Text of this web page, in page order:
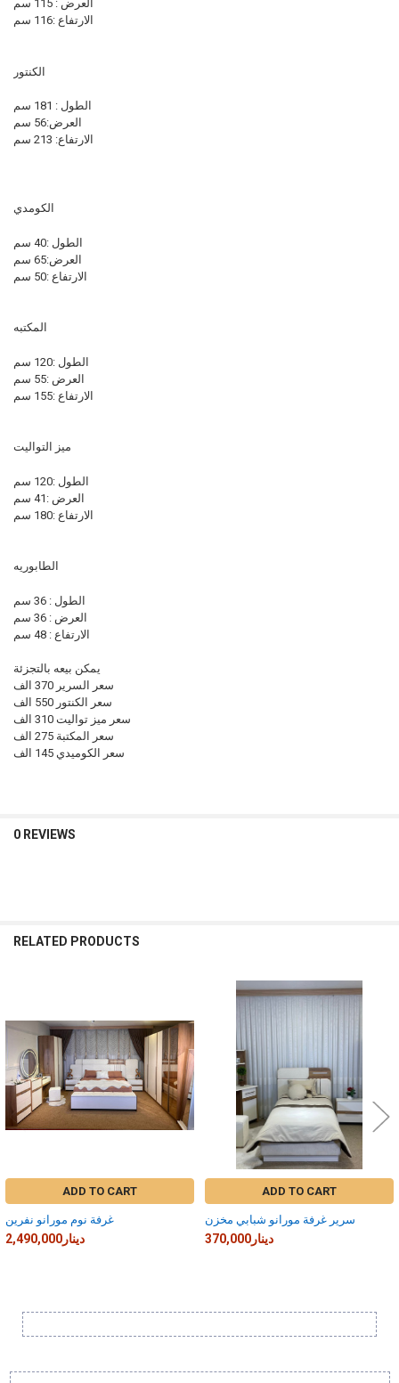
العرض : 115 سم
الارتفاع :116 سم
الكنتور
الطول : 181 سم
العرض:56 سم
الارتفاع: 213 سم
الكومدي
الطول :40 سم
العرض:65 سم
الارتفاع :50 سم
المكتبه
الطول :120 سم
العرض :55 سم
الارتفاع :155 سم
ميز التواليت
الطول :120 سم
العرض :41 سم
الارتفاع :180 سم
الطابوريه
الطول : 36 سم
العرض : 36 سم
الارتفاع : 48 سم
يمكن بيعه بالتجزئة
سعر السرير 370 الف
سعر الكنتور 550 الف
سعر ميز تواليت 310 الف
سعر المكتبة 275 الف
سعر الكوميدي 145 الف
0 REVIEWS
RELATED PRODUCTS
Products
ADD TO CART
غرفة نوم مورانو نفرين
2,490,000دينار
ADD TO CART
سرير غرفة مورانو شبابي مخزن
370,000دينار